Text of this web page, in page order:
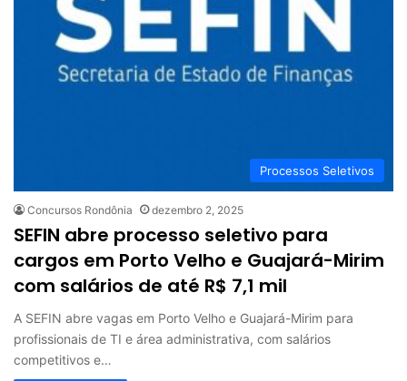
Processos Seletivos
Concursos Rondônia dezembro 2, 2025
SEFIN abre processo seletivo para
cargos em Porto Velho e Guajará-Mirim
com salários de até R$ 7,1 mil
A SEFIN abre vagas em Porto Velho e Guajará-Mirim para
profissionais de TI e área administrativa, com salários
competitivos e…